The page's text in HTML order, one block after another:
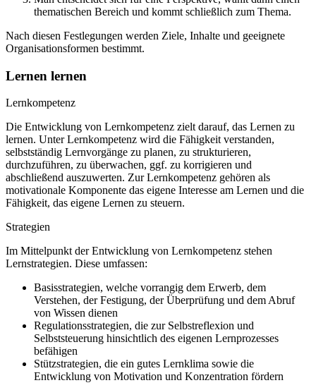
thematischen Bereich und kommt schließlich zum Thema.
Nach diesen Festlegungen werden Ziele, Inhalte und geeignete
Organisationsformen bestimmt.
Lernen lernen
Lernkompetenz
Die Entwicklung von Lernkompetenz zielt darauf, das Lernen zu
lernen. Unter Lernkompetenz wird die Fähigkeit verstanden,
selbstständig Lernvorgänge zu planen, zu strukturieren,
durchzuführen, zu überwachen, ggf. zu korrigieren und
abschließend auszuwerten. Zur Lernkompetenz gehören als
motivationale Komponente das eigene Interesse am Lernen und die
Fähigkeit, das eigene Lernen zu steuern.
Strategien
Im Mittelpunkt der Entwicklung von Lernkompetenz stehen
Lernstrategien. Diese umfassen:
Basisstrategien, welche vorrangig dem Erwerb, dem
Verstehen, der Festigung, der Überprüfung und dem Abruf
von Wissen dienen
Regulationsstrategien, die zur Selbstreflexion und
Selbststeuerung hinsichtlich des eigenen Lernprozesses
befähigen
Stützstrategien, die ein gutes Lernklima sowie die
Entwicklung von Motivation und Konzentration fördern